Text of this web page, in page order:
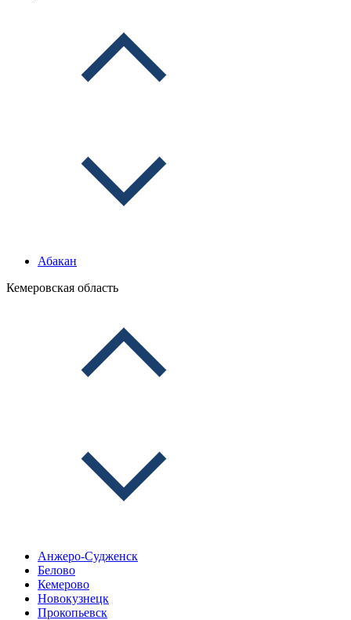
Абакан
Кемеровская область
Анжеро-Судженск
Белово
Кемерово
Новокузнецк
Прокопьевск